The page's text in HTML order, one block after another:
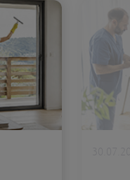
de la faute